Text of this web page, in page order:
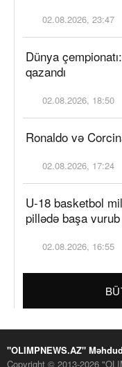
02.08.2026, 23:47
Dünya
qazandı
02.08.2026, 18:50
Ronaldo və
02.08.2026, 17:24
U-18 basketbol
pillədə başa vurub
02.08.2026, 16:55
"OLIMPNEWS.AZ"
Copyright © 2013-2026